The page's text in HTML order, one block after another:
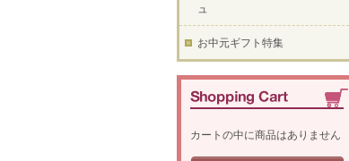
ュ
お中元ギフト特集
カートの中に商品はありません